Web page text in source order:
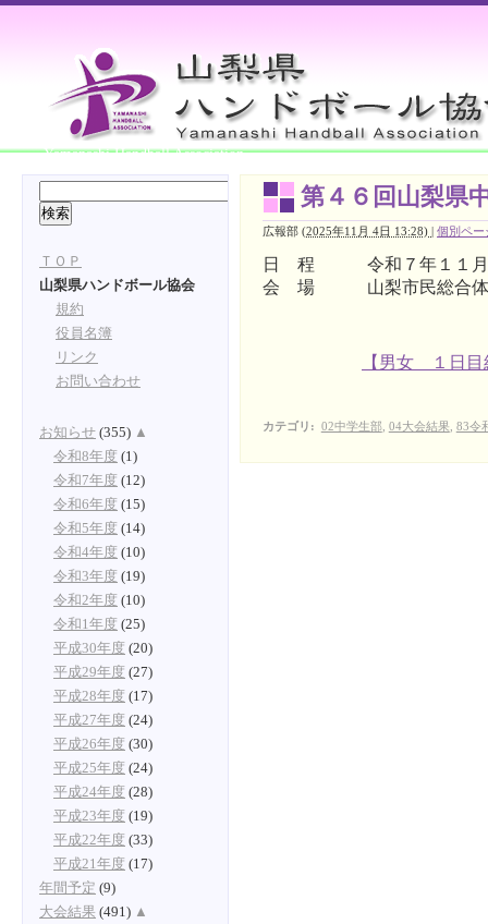
Yamanashi Handball Association
第４６回山梨県
広報部 (2025年11月 4日 13:28) | 個別ペー
日 程 令和７年１１月３
会 場 山梨市民総合体育
【男女 １日目
カテゴリ : 02中学生部, 04大会結果 83令
ＴＯＰ
山梨県ハンドボール協会
規約
役員名簿
リンク
お問い合わせ
お知らせ (355) ▲
令和8年度 (1)
令和7年度 (12)
令和6年度 (15)
令和5年度 (14)
令和4年度 (10)
令和3年度 (19)
令和2年度 (10)
令和1年度 (25)
平成30年度 (20)
平成29年度 (27)
平成28年度 (17)
平成27年度 (24)
平成26年度 (30)
平成25年度 (24)
平成24年度 (28)
平成23年度 (19)
平成22年度 (33)
平成21年度 (17)
年間予定 (9)
大会結果 (491) ▲